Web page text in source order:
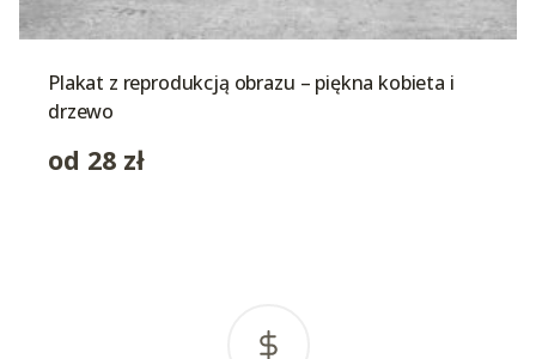
Plakat z reprodukcją obrazu – piękna kobieta i
drzewo
od 28 zł